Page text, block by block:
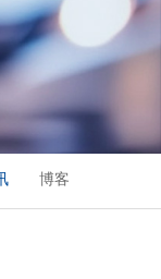
博客